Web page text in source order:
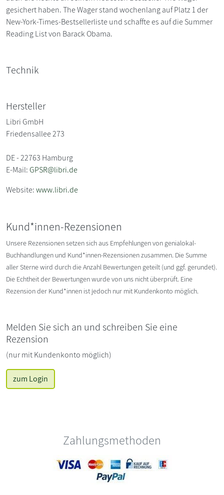
gesichert haben. The Wager stand wochenlang auf Platz 1 der
New-York-Times-Bestsellerliste und schaffte es auf die Summer
Reading List von Barack Obama.
Technik
Hersteller
Libri GmbH
Friedensallee 273
DE - 22763 Hamburg
E-Mail:GPSR@libri.de
Website:www.libri.de
Kund*innen-Rezensionen
Unsere Rezensionen setzen sich aus Empfehlungen von genialokal-
Buchhandlungen und Kund*innen-Rezensionen zusammen. Die Summe
aller Sterne wird durch die Anzahl Bewertungen geteilt (und ggf. gerundet).
Die Echtheit der Bewertungen wurde von uns nicht überprüft. Eine
Rezension der Kund*innen ist jedoch nur mit Kundenkonto möglich.
Melden Sie sich an und schreiben Sie eine
Rezension
(nur mit Kundenkonto möglich)
zum Login
Zahlungsmethoden